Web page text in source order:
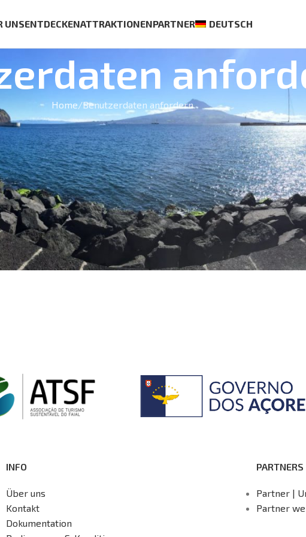
UNSENTDECKENATTRAKTIONENPARTNER DEUTSCH
Home Benutzerdaten anfordern
INFO
Über uns
Kontakt
Dokumentation
PARTNERS
Partner |
Partner